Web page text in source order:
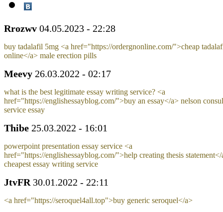
Rrozwv 04.05.2023 - 22:28
buy tadalafil 5mg <a href="https://ordergnonline.com/">cheap
online</a> male erection pills
Meevy 26.03.2022 - 02:17
what is the best legitimate essay writing service? <a
href="https://englishessayblog.com/">buy an essay</a> nelson
service essay
Thibe 25.03.2022 - 16:01
powerpoint presentation essay service <a
href="https://englishessayblog.com/">help creating thesis statement</
cheapest essay writing service
JtvFR 30.01.2022 - 22:11
<a href="https://seroquel4all.top">buy generic seroquel</a>